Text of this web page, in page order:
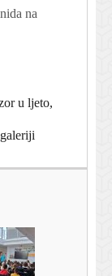
na
u ljeto,